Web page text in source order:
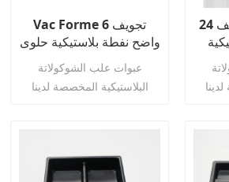
Vac Forme 6 تجويف
واضح نفطة بلاستيكية حلوى
الشوكولاته التعبئة والتغليف
صينية إدراج
عبوات علب الشوكولاتة
البلاستيكية المخصصة لدينا
اقرأ أكثر
24 تجويف PS علبة تغليف